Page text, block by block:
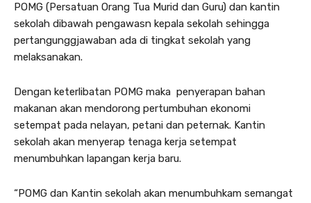
POMG (Persatuan Orang Tua Murid dan Guru) dan kantin
sekolah dibawah pengawasn kepala sekolah sehingga
pertangunggjawaban ada di tingkat sekolah yang
melaksanakan.
Dengan keterlibatan POMG maka penyerapan bahan
makanan akan mendorong pertumbuhan ekonomi
setempat pada nelayan, petani dan peternak. Kantin
sekolah akan menyerap tenaga kerja setempat
menumbuhkan lapangan kerja baru.
“POMG dan Kantin sekolah akan menumbuhkam semangat